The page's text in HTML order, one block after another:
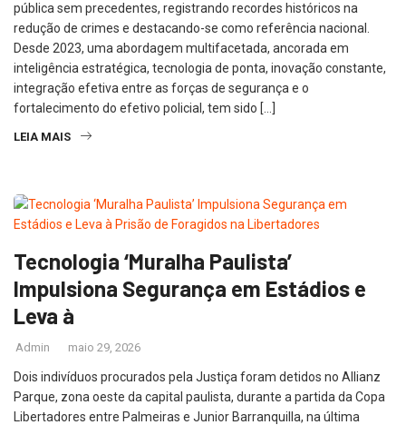
pública sem precedentes, registrando recordes históricos na
redução de crimes e destacando-se como referência nacional.
Desde 2023, uma abordagem multifacetada, ancorada em
inteligência estratégica, tecnologia de ponta, inovação constante,
integração efetiva entre as forças de segurança e o
fortalecimento do efetivo policial, tem sido […]
LEIA MAIS
Tecnologia ‘Muralha Paulista’
Impulsiona Segurança em Estádios e
Leva à
Admin maio 29, 2026
Dois indivíduos procurados pela Justiça foram detidos no Allianz
Parque, zona oeste da capital paulista, durante a partida da Copa
Libertadores entre Palmeiras e Junior Barranquilla, na última